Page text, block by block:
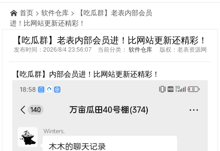
首页 > 软件仓库 > 【吃瓜群】老表内部会员
进！比网站更新还精彩！
【吃瓜群】老表内部会员进！比网站更新还精彩！
发布时间：2026/8/4 23:56:07 当前分类： 软件仓库版权：老表资源网
【吃瓜群】内部会员进！比网站更新还精彩！